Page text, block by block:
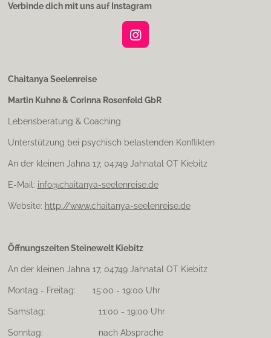
Verbinde dich mit uns auf Instagram
I
g
m
Chaitanya Seelenreise
Martin Kuhne & Corinna Rosenfeld GbR
Lebensberatung & Coaching
Unterstützung bei psychisch belastenden Konflikten
An der kleinen Jahna 17, 04749 Jahnatal OT Kiebitz
E-Mail: info@chaitanya-seelenreise.de
Website: http://www.chaitanya-seelenreise.de
Öffnungszeiten Steinewelt Kiebitz
An der kleinen Jahna 17, 04749 Jahnatal OT Kiebitz
Montag - Freitag: 15:00 - 19:00 Uhr
Samstag: 11:00 - 19:00 Uhr
Sonntag: nach Absprache